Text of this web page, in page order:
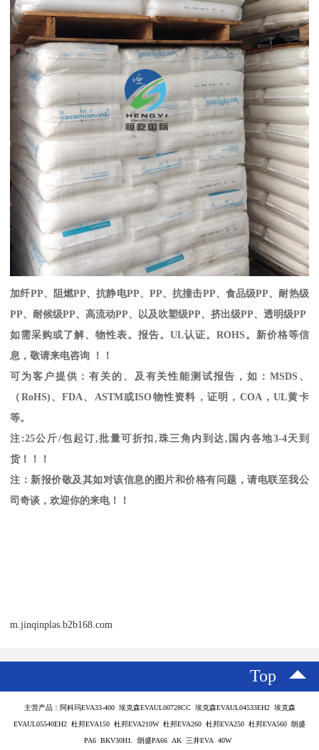
加纤PP、阻燃PP、抗静电PP、 PP、抗撞击PP、食品级PP、耐热级
PP、耐候级PP、高流动PP、以及吹塑级PP、挤出级PP、透明级PP
如需采购或了解、物性表。报告。 UL认证。 ROHS 。新价格等信
息，敬请来电咨询 ！！
可为客户提供：有关的、及有关性能测试报告，如： MSDS 、
（ RoHS) 、FDA、 ASTM或ISO物性资料，证明， COA，UL黄卡
等。
注 :25公斤/包起订,批量可折扣, 珠三角内到达, 国内各地3-4天到
货！！！
注：新报价敬及其如对该信息的图片和价格有问题，请电联至我公
司奇谈，欢迎你的来电！！
m.jinqinplas.b2b168.com
Top
主营产品：阿科玛EVA33-400 埃克森EVAUL00728CC 埃克森EVAUL04533EH2 埃克森
EVAUL05540EH2 杜邦EVA150 杜邦EVA210W 杜邦EVA260 杜邦EVA250 杜邦EVA560 朗盛
PA6 BKV30H1. 朗盛PA66 AK 三井EVA 40W